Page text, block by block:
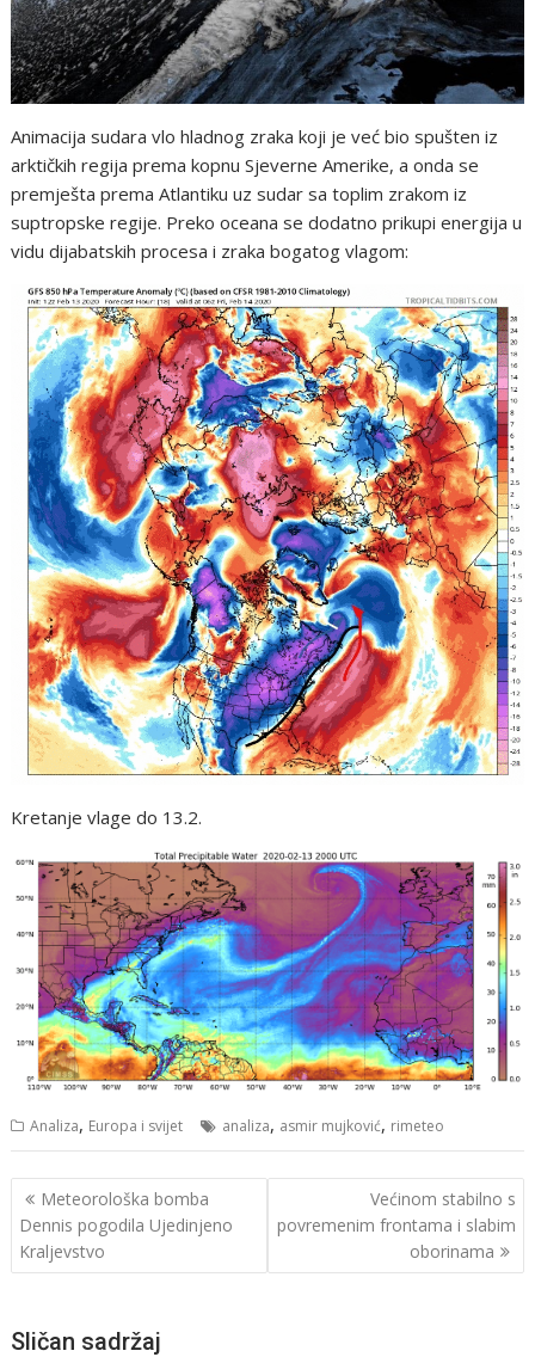
Animacija sudara vlo hladnog zraka koji je već bio spušten iz
arktičkih regija prema kopnu Sjeverne Amerike, a onda se
premješta prema Atlantiku uz sudar sa toplim zrakom iz
suptropske regije. Preko oceana se dodatno prikupi energija u
vidu dijabatskih procesa i zraka bogatog vlagom:
Kretanje vlage do 13.2.
Analiza, Europa i svijet analiza, asmir mujković, rimeteo
Navigacija
objava
Meteorološka bomba
Dennis pogodila Ujedinjeno
Kraljevstvo
Većinom stabilno s
povremenim frontama i slabim
oborinama
Sličan sadržaj